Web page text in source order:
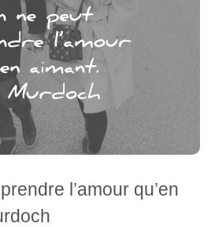
l’amour qu’en